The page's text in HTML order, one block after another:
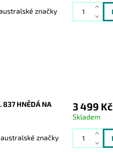
značky
837 HNĚDÁ NA
značky
3 499 Kč
Skladem